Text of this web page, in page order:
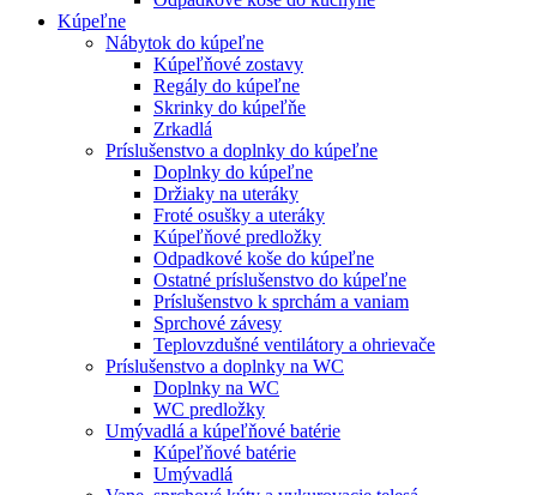
Kúpeľne
Nábytok do kúpeľne
Kúpeľňové zostavy
Regály do kúpeľne
Skrinky do kúpeľňe
Zrkadlá
Príslušenstvo a doplnky do kúpeľne
Doplnky do kúpeľne
Držiaky na uteráky
Froté osušky a uteráky
Kúpeľňové predložky
Odpadkové koše do kúpeľne
Ostatné príslušenstvo do kúpeľne
Príslušenstvo k sprchám a vaniam
Sprchové závesy
Teplovzdušné ventilátory a ohrievače
Príslušenstvo a doplnky na WC
Doplnky na WC
WC predložky
Umývadlá a kúpeľňové batérie
Kúpeľňové batérie
Umývadlá